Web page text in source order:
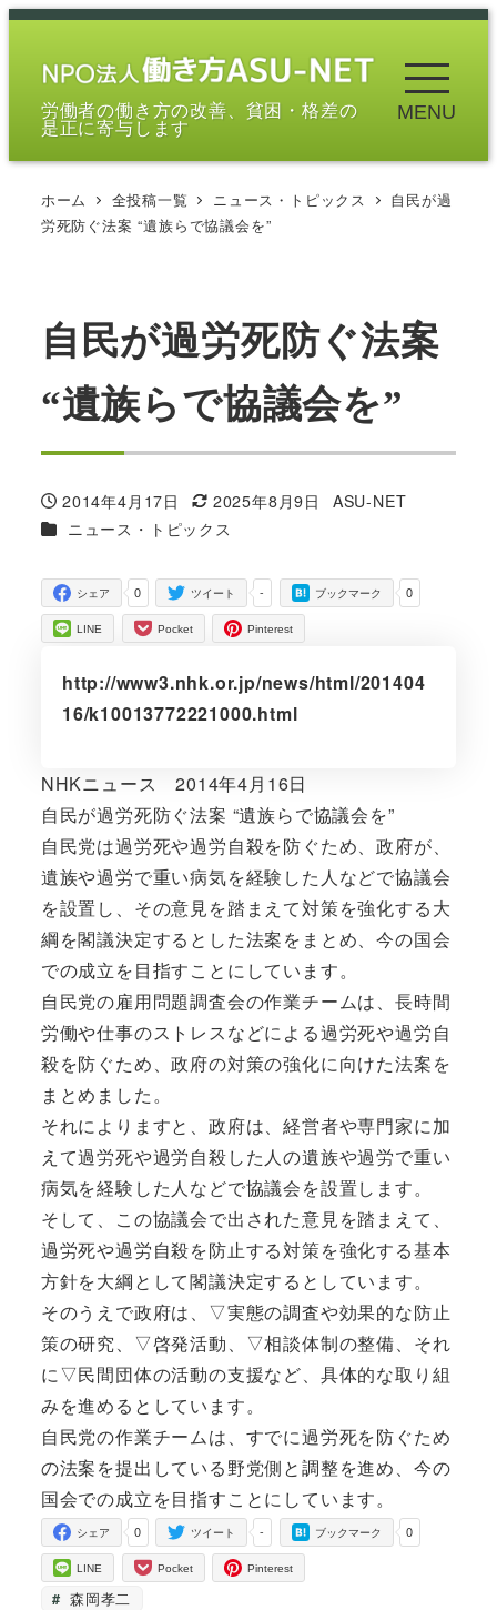
メ
労働者の働き方の改善、貧困・格差の
是正に寄与します
MENU
ホーム 全投稿一覧 ニュース・トピックス
自民が過
労死防ぐ法案 “遺族らで協議会を”
自民が過労死防ぐ法案
“遺族らで協議会を”
投稿日
2014年4月17日
更新日
2025年8月9日
著
ASU-NET
カテゴリー
ニュース・トピックス
0
シェア -
ツイート 0
ブックマーク
LINE Pocket Pinterest
http://www3.nhk.or.jp/news/html/201404
16/k10013772221000.html
NHKニュース 2014年4月16日
自民が過労死防ぐ法案 “遺族らで協議会を”
自民党は過労死や過労自殺を防ぐため、政府が、
遺族や過労で重い病気を経験した人などで協議会
を設置し、その意見を踏まえて対策を強化する大
綱を閣議決定するとした法案をまとめ、今の国会
での成立を目指すことにしています。
自民党の雇用問題調査会の作業チームは、長時間
労働や仕事のストレスなどによる過労死や過労自
殺を防ぐため、政府の対策の強化に向けた法案を
まとめました。
それによりますと、政府は、経営者や専門家に加
えて過労死や過労自殺した人の遺族や過労で重い
病気を経験した人などで協議会を設置します。
そして、この協議会で出された意見を踏まえて、
過労死や過労自殺を防止する対策を強化する基本
方針を大綱として閣議決定するとしています。
そのうえで政府は、▽実態の調査や効果的な防止
策の研究、▽啓発活動、▽相談体制の整備、それ
に▽民間団体の活動の支援など、具体的な取り組
みを進めるとしています。
自民党の作業チームは、すでに過労死を防ぐため
の法案を提出している野党側と調整を進め、今の
国会での成立を目指すことにしています。
0
シェア -
ツイート 0
ブックマーク
LINE Pocket Pinterest
森岡孝二